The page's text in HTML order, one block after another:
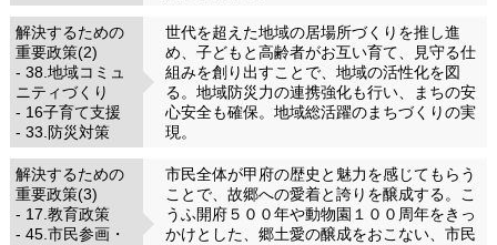
解決するための
重要政策(2)
- 38.地域コミュ
ニティづくり
- 16子育て支援
- 33.防災対策
世代を超えた地域の居場所づくりを推し進
め、子どもと高齢者がお互い育て、見守る仕
組みを創り出すことで、地域の活性化を図
る。地域防災力の連携強化も行い、まちの安
心安全も確保。地域総活躍のまちづくりの実
現。
解決するための
重要政策(3)
- 17.教育政策
- 45.市民参画・
市民全体が甲府の歴史と魅力を感じてもらう
ことで、故郷への愛着と誇りを醸成する。こ
うふ開府５００年や動物園１００周年をきっ
かけとした、郷土愛の醸成をおこない、市民